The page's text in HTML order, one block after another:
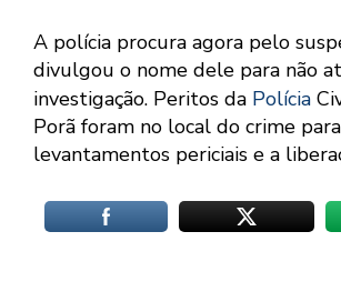
A polícia procura agora pelo
divulgou o nome dele para não
investigação. Peritos da Polícia
Porã foram no local do crime
levantamentos periciais e a